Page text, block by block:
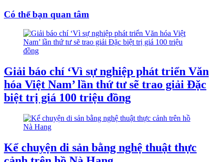
Có thể bạn quan tâm
Giải báo chí ‘Vì sự nghiệp phát triển Văn
hóa Việt Nam’ lần thứ tư sẽ trao giải Đặc
biệt trị giá 100 triệu đồng
Kể chuyện di sản bằng nghệ thuật thực